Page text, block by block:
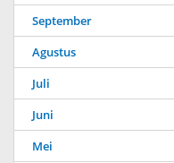
September
Agustus
Juli
Juni
Mei